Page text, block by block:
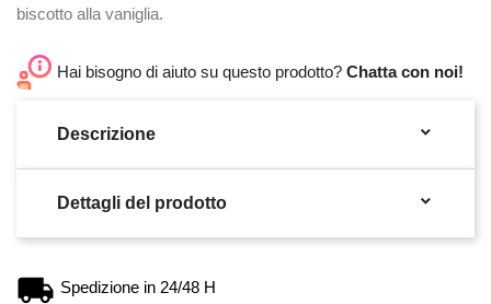
biscotto alla vaniglia.
Hai bisogno di aiuto su questo prodotto? Chatta con noi!
Descrizione 
Dettagli del prodotto 
Spedizione in 24/48 H